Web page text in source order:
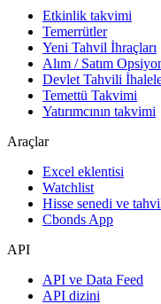
Etkinlik takvimi
Temerrütler
Yeni Tahvil İhraçları
Alım / Satım
Devlet Tahvili
Temettü Takvimi
Yatırımcının takvimi
Araçlar
Excel eklentisi
Watchlist
Hisse senedi ve
Cbonds App
API
API ve Data Feed
API dizini